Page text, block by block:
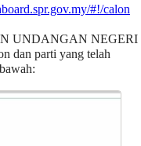
#!/calon
UNDANGAN NEGERI
dan parti yang telah